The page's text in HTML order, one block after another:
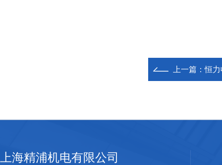
上一篇：恒
上海精浦机电有限公司